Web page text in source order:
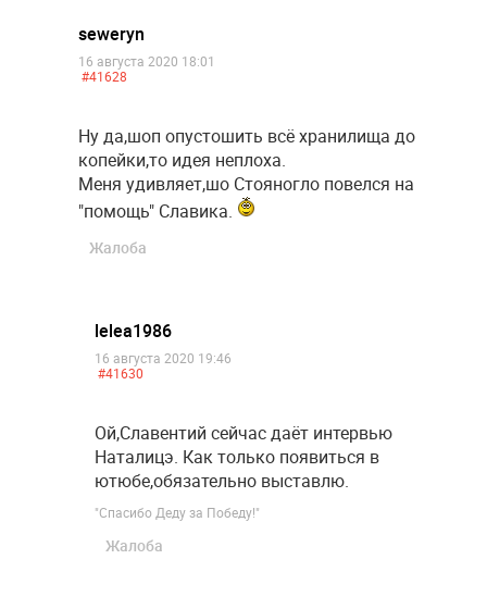
seweryn
16 августа 2020 18:01
#41628
Ну да,шоп опустошить всё хранилища до
копейки,то идея неплоха.
Меня удивляет,шо Стояногло повелся на
"помощь" Славика.
Жалоба
lelea1986
16 августа 2020 19:46
#41630
Ой,Славентий сейчас даёт интервью
Наталицэ. Как только появиться в
ютюбе,обязательно выставлю.
"Спасибо Деду за Победу!"
Жалоба